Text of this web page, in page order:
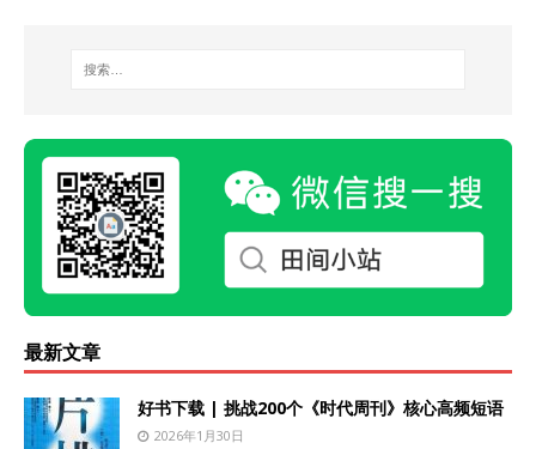
最新文章
好书下载 | 挑战200个《时代周刊》核心高频短语
2026年1月30日